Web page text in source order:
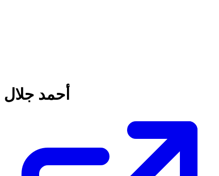
أحمد جلال